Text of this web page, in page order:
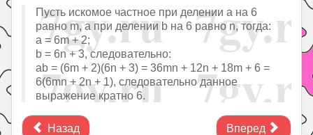
Пусть искомое частное при делении a на 6
равно m, а при делении b на 6 равно n, тогда:
a = 6m + 2;
b = 6n + 3, следовательно:
ab = (6m + 2)(6n + 3) = 36mn + 12n + 18m + 6 =
6(6mn + 2n + 1), следовательно данное
выражение кратно 6.
Назад Вперед